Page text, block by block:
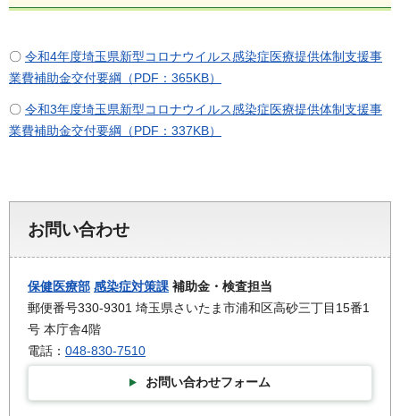
〇 令和4年度埼玉県新型コロナウイルス感染症医療提供体制支援事
業費補助金交付要綱（PDF：365KB）
〇 令和3年度埼玉県新型コロナウイルス感染症医療提供体制支援事
業費補助金交付要綱（PDF：337KB）
お問い合わせ
保健医療部 感染症対策課 補助金・検査担当
郵便番号330-9301 埼玉県さいたま市浦和区高砂三丁目15番1
号 本庁舎4階
電話： 048-830-7510
お問い合わせフォーム